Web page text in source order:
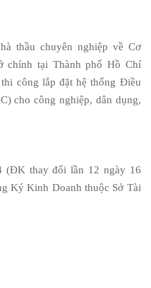
thầu chuyên nghiệp về Cơ
chính tại Thành phố Hồ Chí
công lắp đặt hệ thống Điều
cho công nghiệp, dân dụng,
(ĐK thay đổi lần 12 ngày 16
Ký Kinh Doanh thuộc Sở Tài